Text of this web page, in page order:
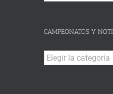
CAMPEONATOS Y
Campeonatos
y